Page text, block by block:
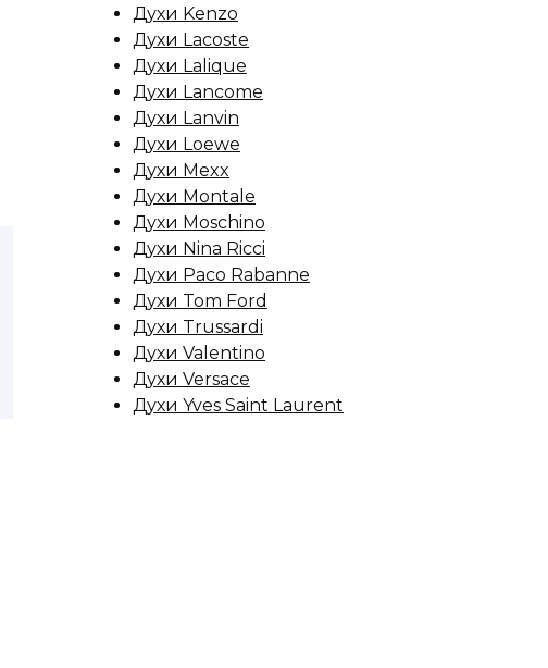
Духи Kenzo
Духи Lacoste
Духи Lalique
Духи Lancome
Духи Lanvin
Духи Loewe
Духи Mexx
Духи Montale
Духи Moschino
Духи Nina Ricci
Духи Paco Rabanne
Духи Tom Ford
Духи Trussardi
Духи Valentino
Духи Versace
Духи Yves Saint Laurent